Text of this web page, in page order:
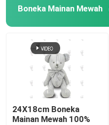
Hubungi kami
Berita
Permintaan Penawaran
Mainan Mewah Lembut
Boneka Mainan Mewah
24X18cm Boneka
Mainan Mewah 100%